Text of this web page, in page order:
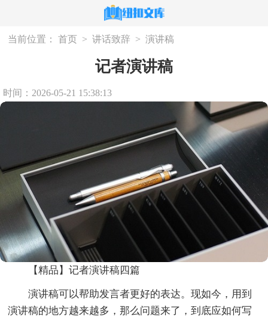
当前位置： 首页 > 讲话致辞 > 演讲稿
记者演讲稿
时间：2026-05-21 15:38:13
【精品】记者演讲稿四篇
演讲稿可以帮助发言者更好的表达。现如今，用到
演讲稿的地方越来越多，那么问题来了，到底应如何写